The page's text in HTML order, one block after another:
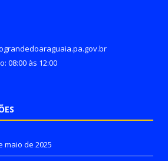
08:00 às 12:00
maio de 2025